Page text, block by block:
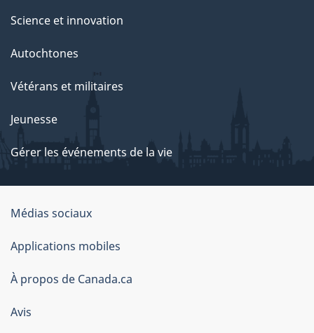
Science et innovation
Autochtones
Vétérans et militaires
Jeunesse
Gérer les événements de la vie
Organisation
du
gouvernement
du
Canada
Médias sociaux
Applications mobiles
À propos de Canada.ca
Avis